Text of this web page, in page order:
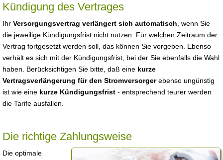
Kündigung des Vertrages
Ihr Versorgungsvertrag verlängert sich automatisch , wenn Sie
die jeweilige Kündigungsfrist nicht nutzen. Für welchen Zeitraum der
Vertrag fortgesetzt werden soll, das können Sie vorgeben. Ebenso
verhält es sich mit der Kündigungsfrist, bei der Sie ebenfalls die Wahl
haben. Berücksichtigen Sie bitte, daß eine kurze
Vertragsverlängerung für den Stromversorgerebenso ungünstig
ist wie eine kurze Kündigungsfrist - entsprechend teurer werden
die Tarife ausfallen.
Die richtige Zahlungsweise
Die optimale